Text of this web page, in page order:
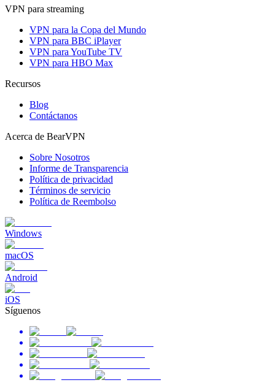
VPN para streaming
VPN para la Copa del Mundo
VPN para BBC iPlayer
VPN para YouTube TV
VPN para HBO Max
Recursos
Blog
Contáctanos
Acerca de BearVPN
Sobre Nosotros
Informe de Transparencia
Política de privacidad
Términos de servicio
Política de Reembolso
Windows
macOS
Android
iOS
Síguenos